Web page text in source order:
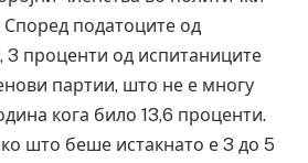
податоците од
3 проценти од испитаниците
партии, што не е многу
кога било 13,6 проценти.
што беше истакнато е 3 до 5